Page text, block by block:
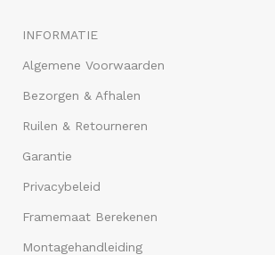
INFORMATIE
Algemene Voorwaarden
Bezorgen & Afhalen
Ruilen & Retourneren
Garantie
Privacybeleid
Framemaat Berekenen
Montagehandleiding